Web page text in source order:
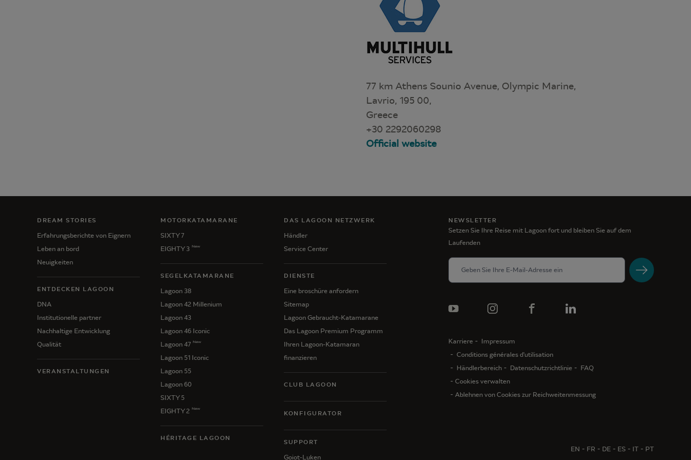
77 km Athens Sounio Avenue, Olympic Marine,
Lavrio, 195 00,
Greece
+30 2292060298
Official website
DREAM STORIES
Erfahrungsberichte von Eignern
Leben an bord
Neuigkeiten
ENTDECKEN LAGOON
DNA
Institutionelle partner
Nachhaltige Entwicklung
Qualität
VERANSTALTUNGEN
MOTORKATAMARANE
SIXTY 7
EIGHTY 3 New
SEGELKATAMARANE
Lagoon 38
Lagoon 42 Millenium
Lagoon 43
Lagoon 46 Iconic
Lagoon 47 New
Lagoon 51 Iconic
Lagoon 55
Lagoon 60
SIXTY 5
EIGHTY 2 New
HÉRITAGE LAGOON
DAS LAGOON NETZWERK
Händler
Service Center
DIENSTE
Eine broschüre anfordern
Sitemap
Lagoon Gebraucht-Katamarane
Das Lagoon Premium Programm
Ihren Lagoon-Katamaran
finanzieren
CLUB LAGOON
KONFIGURATOR
SUPPORT
Goiot-Luken
NEWSLETTER
Setzen Sie Ihre Reise mit Lagoon fort und bleiben Sie auf dem
Laufenden
Karriere
Impressum
Conditions générales d'utilisation
Händlerbereich
Datenschutzrichtlinie
FAQ
Cookies verwalten
Ablehnen von Cookies zur Reichweitenmessung
EN FR DE ES IT PT